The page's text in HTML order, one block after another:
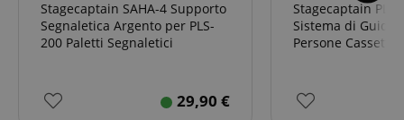
Stagecaptain SAHA-4 Supporto
Segnaletica Argento per PLS-
200 Paletti Segnaletici
29,90 €
Stagecaptain
Sistema di
Persone Cassetta